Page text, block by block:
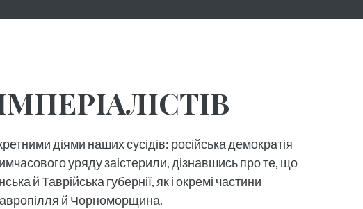
діями наших сусідів: російська демократія
уряду заістерили, дізнавшись про те, що
й Таврійська губернії, як і окремі частини
й Чорноморщина.